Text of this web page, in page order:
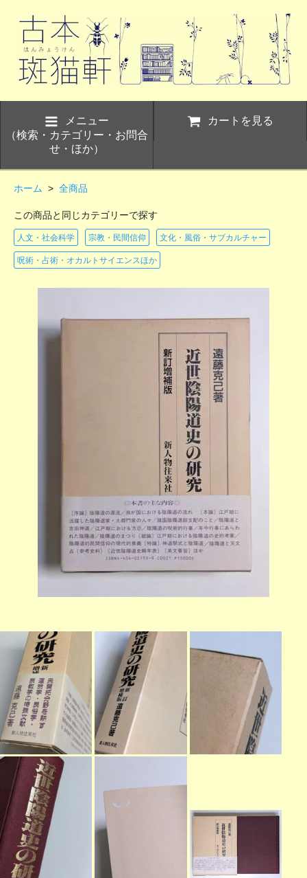
メニュー
（検索・カテゴリー・お問合
せ・ほか）
カートを見る
ホーム > 全商品
この商品と同じカテゴリーで探す
人文・社会科学 宗教・民間信仰 文化・風俗・サブカルチャー
呪術・占術・オカルトサイエンスほか